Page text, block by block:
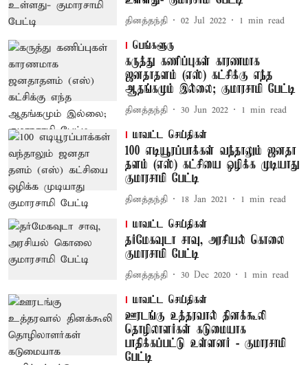
தினத்தந்தி 02 Jul 2022 1 min read
பெங்களூரு
கருத்து கணிப்புகள் காரணமாக
ஜனதாதளம் (எஸ்) கட்சிக்கு எந்த
ஆதங்கமும் இல்லை; குமாரசாமி பேட்டி
தினத்தந்தி 30 Jun 2022 1 min read
மாவட்ட செய்திகள்
100 எடியூரப்பாக்கள் வந்தாலும் ஜனதா
தளம் (எஸ்) கட்சியை ஒழிக்க முடியாது
குமாரசாமி பேட்டி
தினத்தந்தி 18 Jan 2021 1 min read
மாவட்ட செய்திகள்
தர்மேகவுடா சாவு, அரசியல் கொலை
குமாரசாமி பேட்டி
தினத்தந்தி 30 Dec 2020 1 min read
மாவட்ட செய்திகள்
ஊரடங்கு உத்தரவால் தினக்கூலி
தொழிலாளர்கள் கடுமையாக
பாதிக்கப்பட்டு உள்ளனர் - குமாரசாமி
பேட்டி